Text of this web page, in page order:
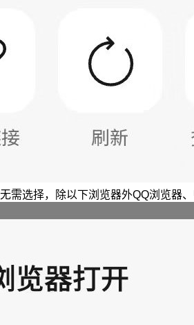
需选择，除以下浏览器外QQ浏览器